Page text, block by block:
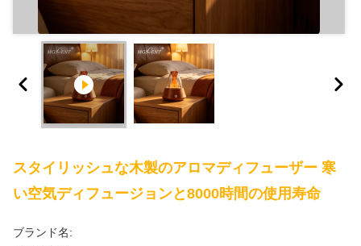
スタイリッシュな木製のアロマディフューザー 寒
い空気ディフュージョンと8000時間の使用寿命
ブランド名: